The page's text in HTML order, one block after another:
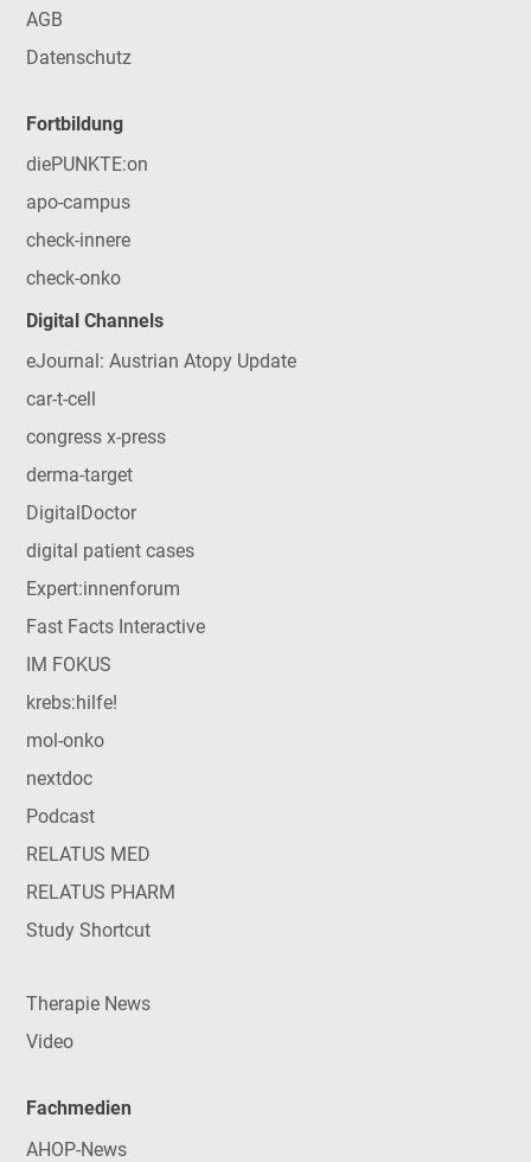
AGB
Datenschutz
Fortbildung
diePUNKTE:on
apo-campus
check-innere
check-onko
Digital Channels
eJournal: Austrian Atopy Update
car-t-cell
congress x-press
derma-target
DigitalDoctor
digital patient cases
Expert:innenforum
Fast Facts Interactive
IM FOKUS
krebs:hilfe!
mol-onko
nextdoc
Podcast
RELATUS MED
RELATUS PHARM
Study Shortcut
Therapie News
Video
Fachmedien
AHOP-News